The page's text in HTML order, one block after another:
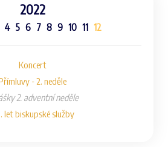
2022
4 5 6 7 8 9 10 11 12
Koncert
- 2. neděle
2. adventní neděle
let biskupské služby